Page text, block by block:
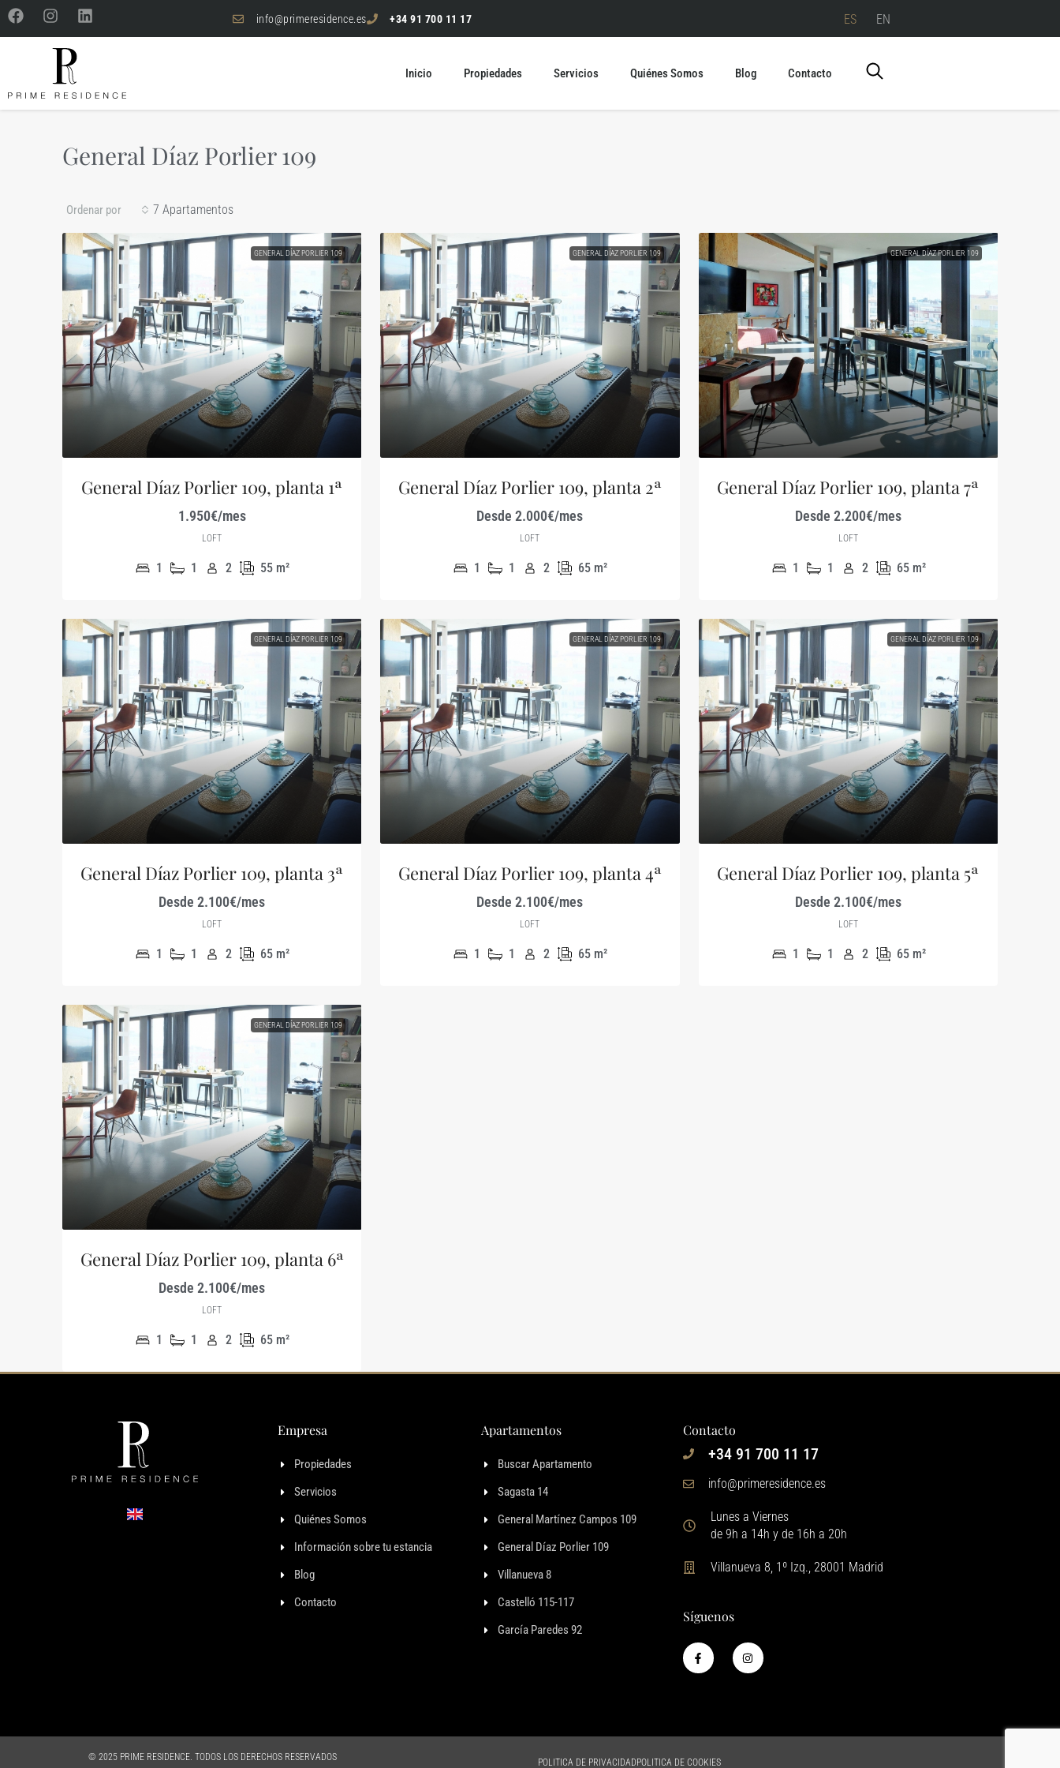
info@primeresidence.es +34 91 700 11 17 ES EN
Inicio Propiedades Servicios Quiénes Somos Blog Contacto
General Díaz Porlier 109
7 Apartamentos
Ordenar por
GENERAL DÍAZ PORLIER 109
General Díaz Porlier 109, planta 1ª
1.950€/mes
LOFT
1 1 2 55 m²
GENERAL DÍAZ PORLIER 109
General Díaz Porlier 109, planta 2ª
Desde 2.000€/mes
LOFT
1 1 2 65 m²
GENERAL DÍAZ PORLIER 109
General Díaz Porlier 109, planta 7ª
Desde 2.200€/mes
LOFT
1 1 2 65 m²
GENERAL DÍAZ PORLIER 109
General Díaz Porlier 109, planta 3ª
Desde 2.100€/mes
LOFT
1 1 2 65 m²
GENERAL DÍAZ PORLIER 109
General Díaz Porlier 109, planta 4ª
Desde 2.100€/mes
LOFT
1 1 2 65 m²
GENERAL DÍAZ PORLIER 109
General Díaz Porlier 109, planta 5ª
Desde 2.100€/mes
LOFT
1 1 2 65 m²
GENERAL DÍAZ PORLIER 109
General Díaz Porlier 109, planta 6ª
Desde 2.100€/mes
LOFT
1 1 2 65 m²
Empresa
Propiedades
Servicios
Quiénes Somos
Información sobre tu estancia
Blog
Contacto
Apartamentos
Buscar Apartamento
Sagasta 14
General Martínez Campos 109
General Díaz Porlier 109
Villanueva 8
Castelló 115-117
García Paredes 92
Contacto
+34 91 700 11 17
info@primeresidence.es
Lunes a Viernes
de 9h a 14h y de 16h a 20h
Villanueva 8, 1º Izq., 28001 Madrid
Síguenos
© 2025 PRIME RESIDENCE. TODOS LOS DERECHOS RESERVADOS POLITICA DE PRIVACIDADPOLITICA DE COOKIES